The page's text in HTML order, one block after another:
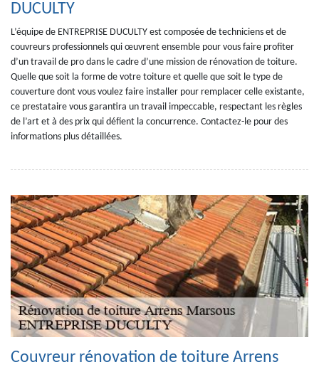
DUCULTY
L’équipe de ENTREPRISE DUCULTY est composée de techniciens et de
couvreurs professionnels qui œuvrent ensemble pour vous faire profiter
d’un travail de pro dans le cadre d’une mission de rénovation de toiture.
Quelle que soit la forme de votre toiture et quelle que soit le type de
couverture dont vous voulez faire installer pour remplacer celle existante,
ce prestataire vous garantira un travail impeccable, respectant les règles
de l’art et à des prix qui défient la concurrence. Contactez-le pour des
informations plus détaillées.
Couvreur rénovation de toiture Arrens